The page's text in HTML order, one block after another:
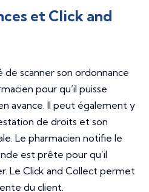
et Click and
de scanner son ordonnance
pour qu’il puisse
avance. Il peut également y
de droits et son
Le pharmacien notifie le
est prête pour qu’il
Le Click and Collect permet
du client.